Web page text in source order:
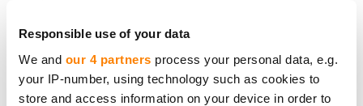
Responsible use of your data
We and our 4 partners process your personal data, e.g.
your IP-number, using technology such as cookies to
store and access information on your device in order to
Usługi krajobrazowe
Podniesiono:€242 000.00